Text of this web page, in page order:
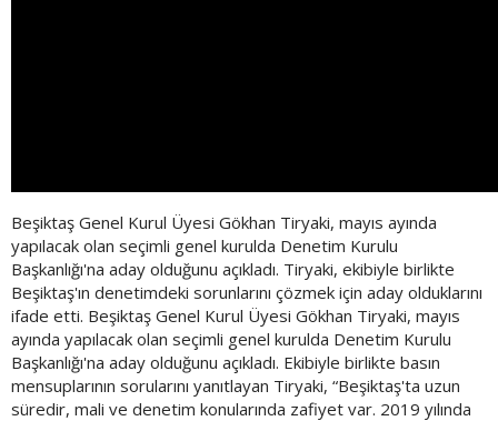
Beşiktaş Genel Kurul Üyesi Gökhan Tiryaki, mayıs ayında
yapılacak olan seçimli genel kurulda Denetim Kurulu
Başkanlığı'na aday olduğunu açıkladı. Tiryaki, ekibiyle birlikte
Beşiktaş'ın denetimdeki sorunlarını çözmek için aday olduklarını
ifade etti. Beşiktaş Genel Kurul Üyesi Gökhan Tiryaki, mayıs
ayında yapılacak olan seçimli genel kurulda Denetim Kurulu
Başkanlığı'na aday olduğunu açıkladı. Ekibiyle birlikte basın
mensuplarının sorularını yanıtlayan Tiryaki, “Beşiktaş'ta uzun
süredir, mali ve denetim konularında zafiyet var. 2019 yılında